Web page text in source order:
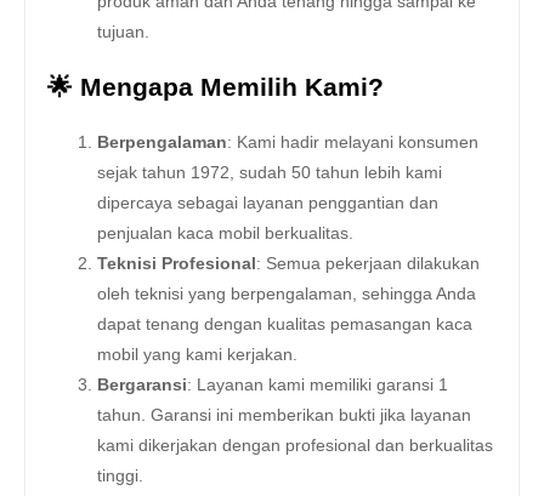
tujuan.
🌟 Mengapa Memilih Kami?
Berpengalaman: Kami hadir melayani konsumen
sejak tahun 1972, sudah 50 tahun lebih kami
dipercaya sebagai layanan penggantian dan
penjualan kaca mobil berkualitas.
Teknisi Profesional : Semua pekerjaan dilakukan
oleh teknisi yang berpengalaman, sehingga Anda
dapat tenang dengan kualitas pemasangan kaca
mobil yang kami kerjakan.
Bergaransi: Layanan kami memiliki garansi 1
tahun. Garansi ini memberikan bukti jika layanan
kami dikerjakan dengan profesional dan berkualitas
tinggi.